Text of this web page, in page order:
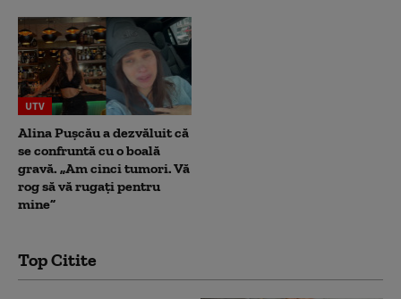
UTV
Alina Pușcău a dezvăluit că
se confruntă cu o boală
gravă. „Am cinci tumori. Vă
rog să vă rugați pentru
mine”
Top Citite